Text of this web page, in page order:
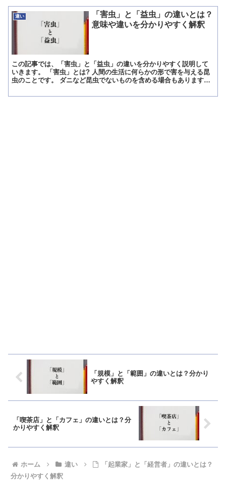
違い
「害虫」と「益虫」の違いとは？
意味や違いを分かりやすく解釈
この記事では、「害虫」と「益虫」の違いを分かりやすく説明して
いきます。 「害虫」とは? 人間の生活に何らかの形で害を与える昆
虫のことです。 ダニなど昆虫でないものを含める場合もあります。
「規模」と「範囲」の違いとは？分かり
やすく解釈
「喫茶店」と「カフェ」の違いとは？分
かりやすく解釈
ホーム 違い
「起業家」と「経営者」の違いとは？
分かりやすく解釈